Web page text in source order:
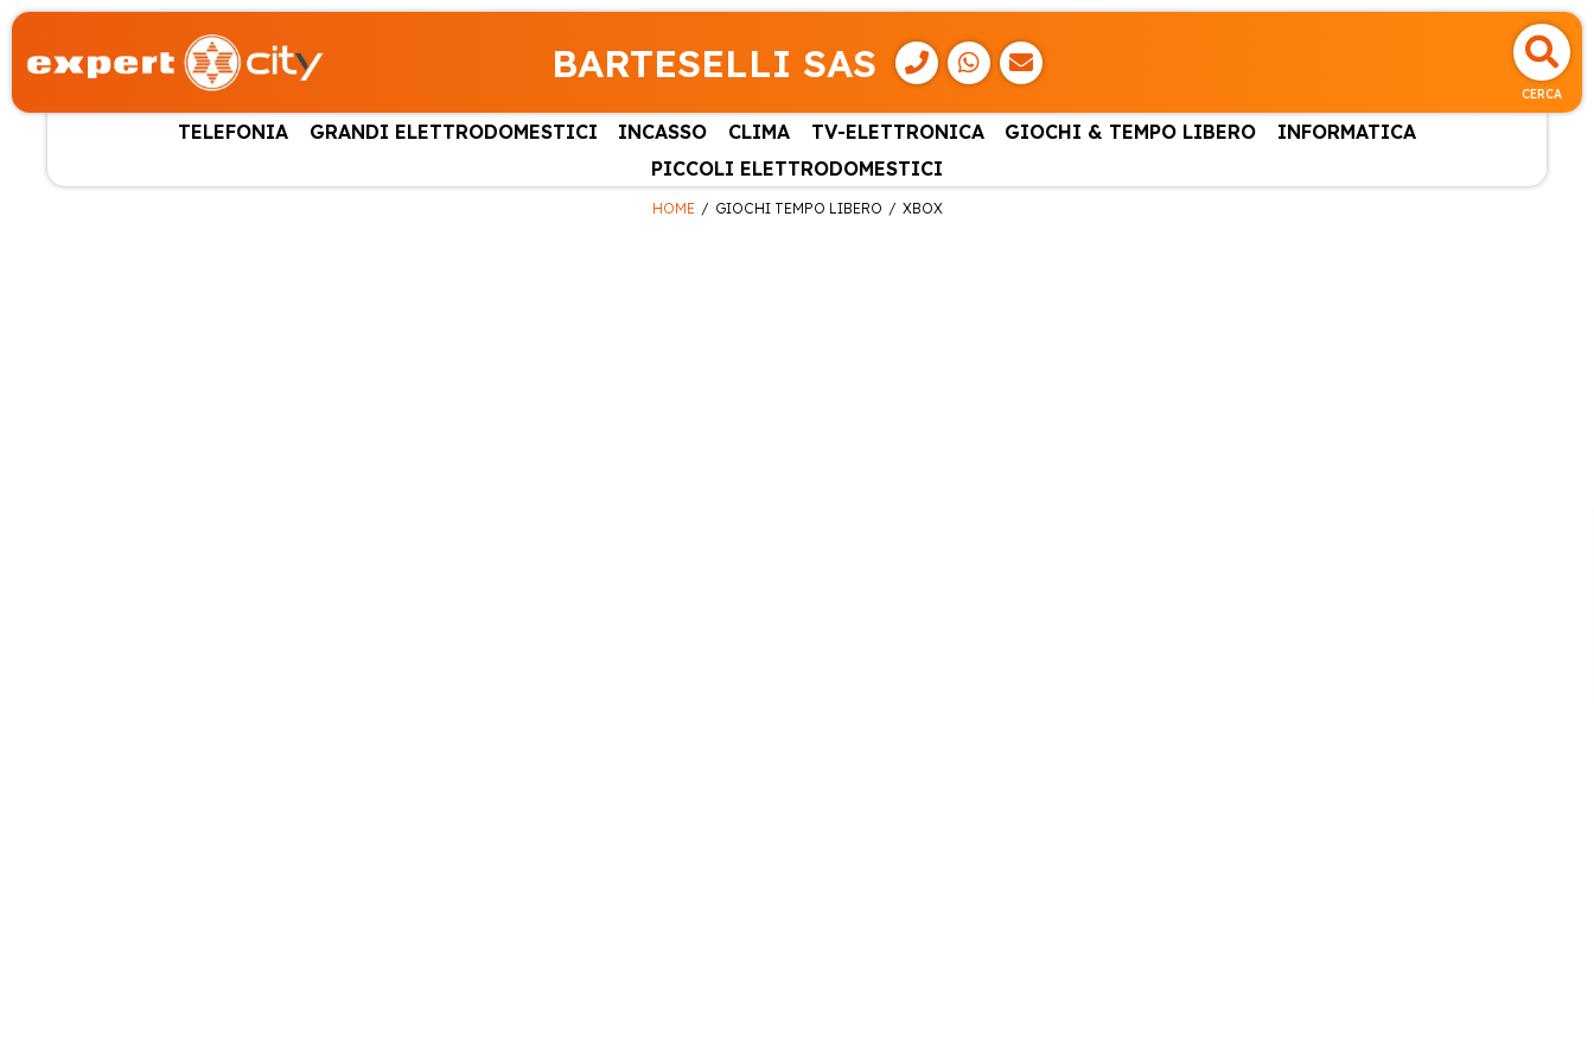
BARTESELLI SAS
CERCA
TELEFONIA GRANDI ELETTRODOMESTICI INCASSO CLIMA TV-ELETTRONICA GIOCHI & TEMPO LIBERO
INFORMATICA
PICCOLI ELETTRODOMESTICI
HOME GIOCHI TEMPO LIBERO XBOX